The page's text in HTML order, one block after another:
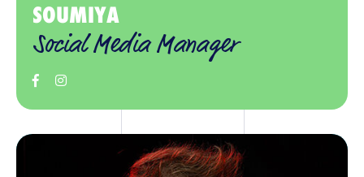
SOUMIYA
Social Media Manager